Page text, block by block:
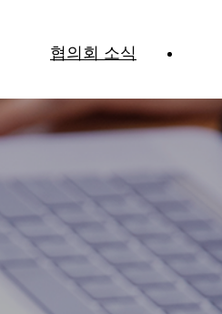
협의회 소식
공지사항
보도자료
홍보영상